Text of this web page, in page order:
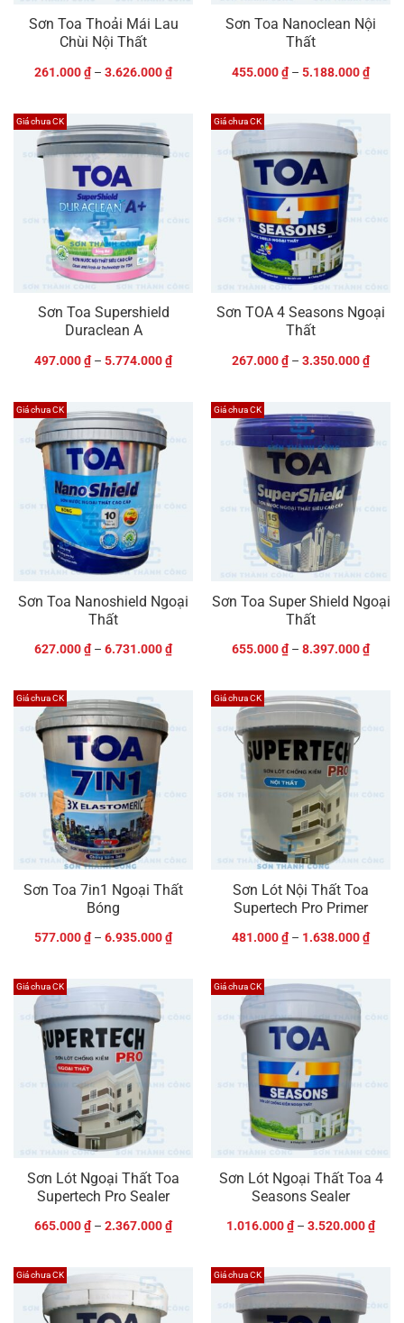
Sơn Toa Thoải Mái Lau
Chùi Nội Thất
261.000₫– 3.626.000₫
Sơn Toa Nanoclean Nội
Thất
455.000₫– 5.188.000₫
Giá chưa CK
Sơn Toa Supershield
Duraclean A
497.000₫– 5.774.000₫
Giá chưa CK
Sơn TOA 4 Seasons Ngoại
Thất
267.000₫– 3.350.000₫
Giá chưa CK
Sơn Toa Nanoshield Ngoại
Thất
627.000₫– 6.731.000₫
Giá chưa CK
Sơn Toa Super Shield Ngoại
Thất
655.000₫– 8.397.000₫
Giá chưa CK
Sơn Toa 7in1 Ngoại Thất
Bóng
577.000₫– 6.935.000₫
Giá chưa CK
Sơn Lót Nội Thất Toa
Supertech Pro Primer
481.000₫– 1.638.000₫
Giá chưa CK
Sơn Lót Ngoại Thất Toa
Supertech Pro Sealer
665.000₫– 2.367.000₫
Giá chưa CK
Sơn Lót Ngoại Thất Toa 4
Seasons Sealer
1.016.000₫– 3.520.000₫
Giá chưa CK Giá chưa CK